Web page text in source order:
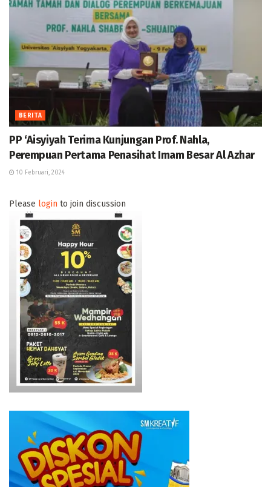
BERITA
PP ‘Aisyiyah Terima Kunjungan Prof. Nahla,
Perempuan Pertama Penasihat Imam Besar Al Azhar
10 Februari, 2024
Please login to join discussion